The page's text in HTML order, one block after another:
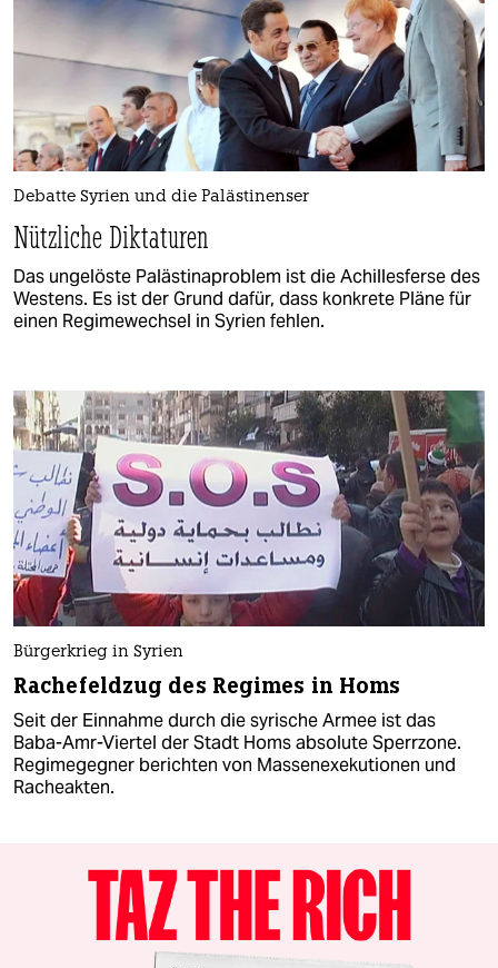
Debatte Syrien und die Palästinenser
Nützliche Diktaturen
Das ungelöste Palästinaproblem ist die Achillesferse des
Westens. Es ist der Grund dafür, dass konkrete Pläne für
einen Regimewechsel in Syrien fehlen.
Bürgerkrieg in Syrien
Rachefeldzug des Regimes in Homs
Seit der Einnahme durch die syrische Armee ist das
Baba-Amr-Viertel der Stadt Homs absolute Sperrzone.
Regimegegner berichten von Massenexekutionen und
Racheakten.